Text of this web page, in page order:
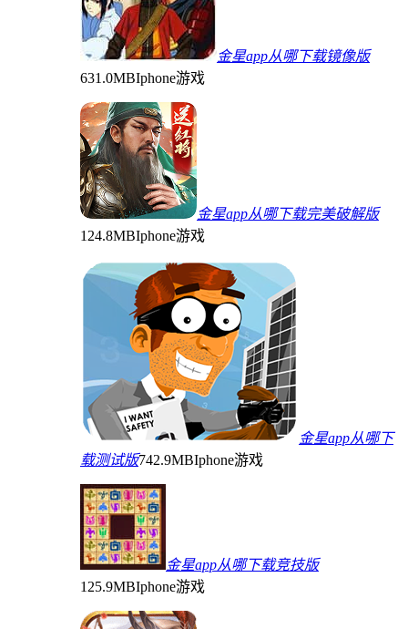
金星app从哪下载镜像版
631.0MBIphone游戏
金星app从哪下载完美破解版
124.8MBIphone游戏
金星app从哪下
载测试版742.9MBIphone游戏
金星app从哪下载竞技版
125.9MBIphone游戏